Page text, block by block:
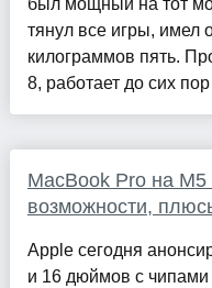
был мощный на тот
тянул все игры, имел
килограммов пять.
8, работает до сих
MacBook Pro на
возможности,
Apple сегодня
и 16 дюймов с